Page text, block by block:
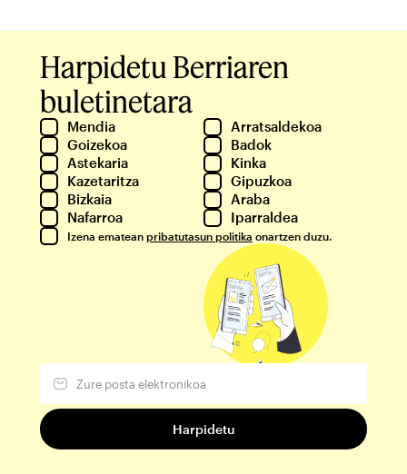
Harpidetu Berriaren
buletinetara
Mendia
Arratsaldekoa
Goizekoa
Badok
Astekaria
Kinka
Kazetaritza
Gipuzkoa
Bizkaia
Araba
Nafarroa
Iparraldea
Izena ematean pribatutasun politika onartzen duzu.